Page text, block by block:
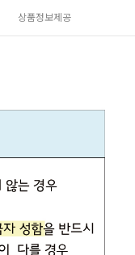
상품정보제공